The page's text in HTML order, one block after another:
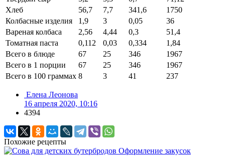
Хлеб
56,7 7,7 341,6
1750
Колбасные изделия
1,9 3 0,05
36
Вареная колбаса
2,56 4,44 0,3
51,4
Томатная паста
0,112 0,03 0,334
1,84
Всего в блюде
67 25 346
1967
Всего в 1 порции
67 25 346
1967
Всего в 100 граммах 8 3 41 237
Елена Леонова
16 апреля 2020, 10:16
4394
Похожие рецепты
Оформление закусок